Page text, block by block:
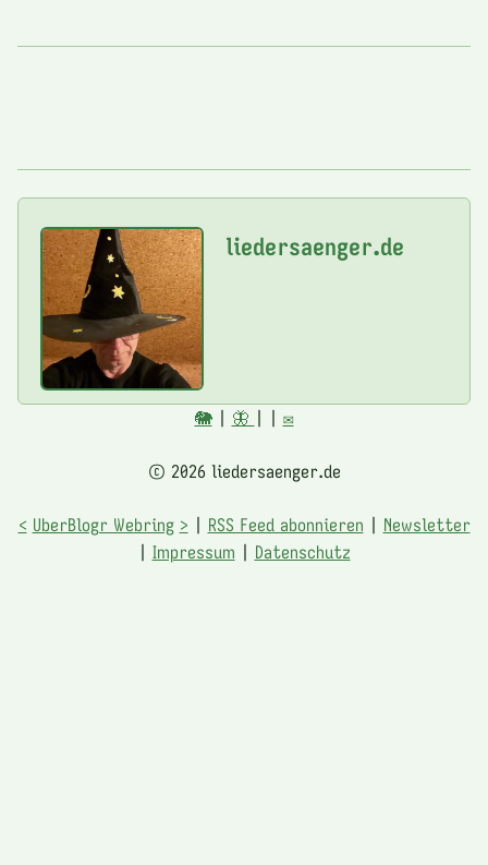
liedersaenger.de
🐘| 🦋 | | ✉️
© 2026 liedersaenger.de
< UberBlogr Webring > | RSS Feed abonnieren | Newsletter
| Impressum | Datenschutz